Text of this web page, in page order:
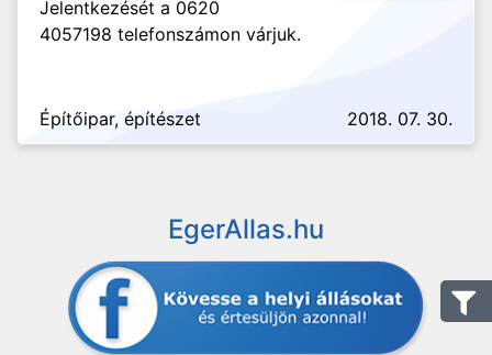
Jelentkezését a 0620
4057198 telefonszámon várjuk.
Építőipar, építészet 2018. 07. 30.
EgerAllas.hu